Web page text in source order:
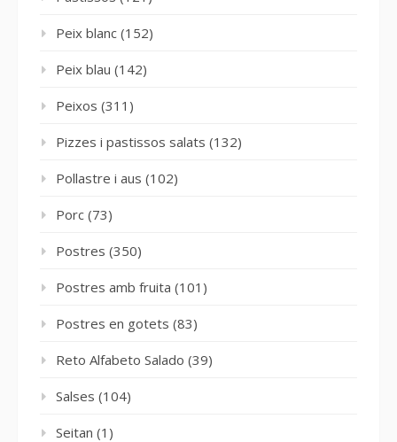
Peix blanc (152)
Peix blau (142)
Peixos (311)
Pizzes i pastissos salats (132)
Pollastre i aus (102)
Porc (73)
Postres (350)
Postres amb fruita (101)
Postres en gotets (83)
Reto Alfabeto Salado (39)
Salses (104)
Seitan (1)